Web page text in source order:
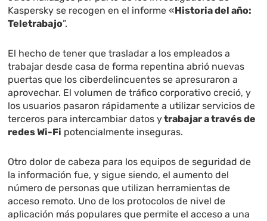
Kaspersky se recogen en el informe «Historia del año:
Teletrabajo”.
El hecho de tener quetrasladar a los empleados a
trabajar desde casa de forma repentina abrió nuevas
puertas que los ciberdelincuentes se apresuraron a
aprovechar. El volumen de tráfico corporativo creció, y
los usuarios pasaron rápidamente a utilizar servicios de
terceros para intercambiar datos ytrabajar a través de
redes Wi-Fi potencialmente inseguras.
Otro dolor de cabeza para los equipos de seguridad de
la información fue, y sigue siendo, el aumento del
número de personas que utilizan herramientas de
acceso remoto. Uno de los protocolos de nivel de
aplicación más populares que permite el acceso a una